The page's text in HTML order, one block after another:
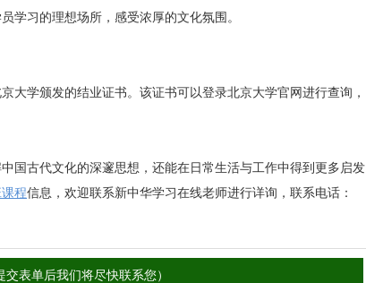
学习的理想场所，感受浓厚的文化氛围。
大学颁发的结业证书。该证书可以登录北京大学官网进行查询，
国古代文化的深邃思想，还能在日常生活与工作中得到更多启发
课程信息，欢迎联系新中华学习在线老师进行详询，联系电话：
交表单后我们将尽快联系您）